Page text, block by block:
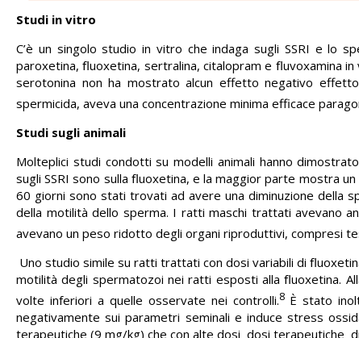
Studi in vitro
C’è un singolo studio in vitro che indaga sugli SSRI e lo
paroxetina, ﬂuoxetina, sertralina, citalopram e ﬂuvoxamina
serotonina non ha mostrato alcun effetto negativo
spermicida, aveva una concentrazione minima efficace
Studi sugli animali
Molteplici studi condotti su modelli animali hanno
sugli SSRI sono sulla ﬂuoxetina, e la maggior parte mostra
60 giorni sono stati trovati ad avere una diminuzione della
della motilità dello sperma. I ratti maschi trattati avevano
avevano un peso ridotto degli organi riproduttivi, compresi
Uno studio simile su ratti trattati con dosi variabili di
motilità degli spermatozoi nei ratti esposti alla ﬂuoxetina.
volte inferiori a quelle osservate nei controlli.8 È stato
negativamente sui parametri seminali e induce stress
terapeutiche (9 mg/kg) che con alte dosi dosi terapeutiche